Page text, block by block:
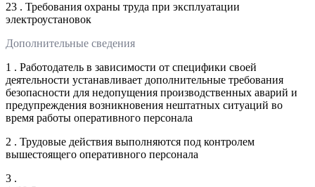
23 . Требования охраны труда при эксплуатации
электроустановок
Дополнительные сведения
1 . Работодатель в зависимости от специфики своей
деятельности устанавливает дополнительные требования
безопасности для недопущения производственных аварий и
предупреждения возникновения нештатных ситуаций во
время работы оперативного персонала
2 . Трудовые действия выполняются под контролем
вышестоящего оперативного персонала
3 .